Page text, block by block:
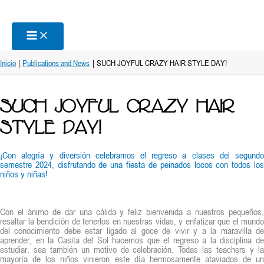
contenido
Inicio Publications and News SUCH JOYFUL CRAZY HAIR STYLE DAY!
SUCH JOYFUL CRAZY HAIR
STYLE DAY!
¡Con alegría y diversión celebramos el regreso a clases del segundo
semestre 2024, disfrutando de una fiesta de peinados locos con todos los
niños y niñas!
Con el ánimo de dar una cálida y feliz bienvenida a nuestros pequeños,
resaltar la bendición de tenerlos en nuestras vidas, y enfatizar que el mundo
del conocimiento debe estar ligado al goce de vivir y a la maravilla de
aprender, en la Casita del Sol hacemos que el regreso a la disciplina de
estudiar, sea también un motivo de celebración. Todas las teachers y la
mayoría de los niños vinieron este día hermosamente ataviados de un